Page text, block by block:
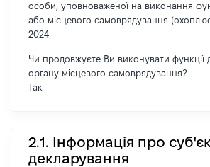
особи, уповноваженої на виконання
або місцевого самоврядування
2024
Чи продовжуєте Ви виконувати функції
органу місцевого самоврядування?
Так
2.1. Інформація про
декларування